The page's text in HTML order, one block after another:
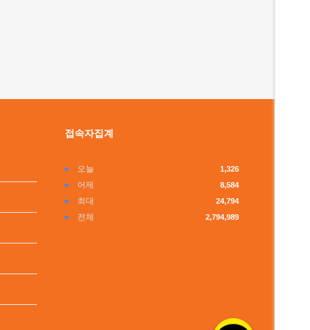
접속자집계
오늘 1,326
어제 8,584
최대 24,794
전체 2,794,989